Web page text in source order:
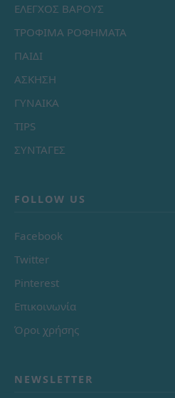
ΕΛΕΓΧΟΣ ΒΑΡΟΥΣ
ΤΡΟΦΙΜΑ ΡΟΦΗΜΑΤΑ
ΠΑΙΔΙ
ΑΣΚΗΣΗ
ΓΥΝΑΙΚΑ
TIPS
ΣΥΝΤΑΓΕΣ
FOLLOW US
Facebook
Twitter
Pinterest
Επικοινωνία
Όροι χρήσης
NEWSLETTER